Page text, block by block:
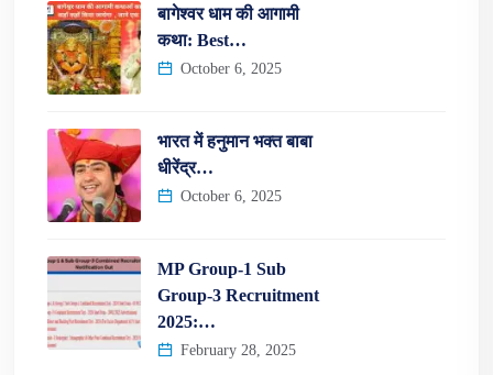
बागेश्वर धाम की आगामी
कथा: Best…
October 6, 2025
भारत में हनुमान भक्त बाबा
धीरेंद्र…
October 6, 2025
MP Group-1 Sub
Group-3 Recruitment
2025:…
February 28, 2025